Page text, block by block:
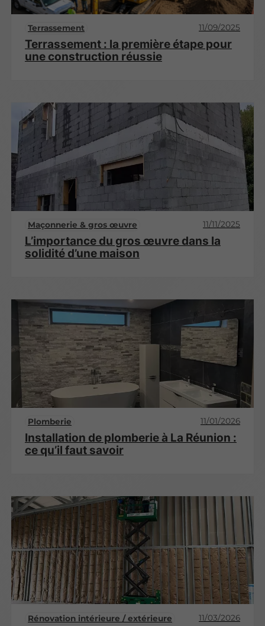
Terrassement 11/09/2025
Terrassement : la première étape pour
une construction réussie
Maçonnerie & gros œuvre 11/11/2025
L’importance du gros œuvre dans la
solidité d’une maison
Plomberie 11/01/2026
Installation de plomberie à La Réunion :
ce qu’il faut savoir
Rénovation intérieure / extérieure 11/03/2026